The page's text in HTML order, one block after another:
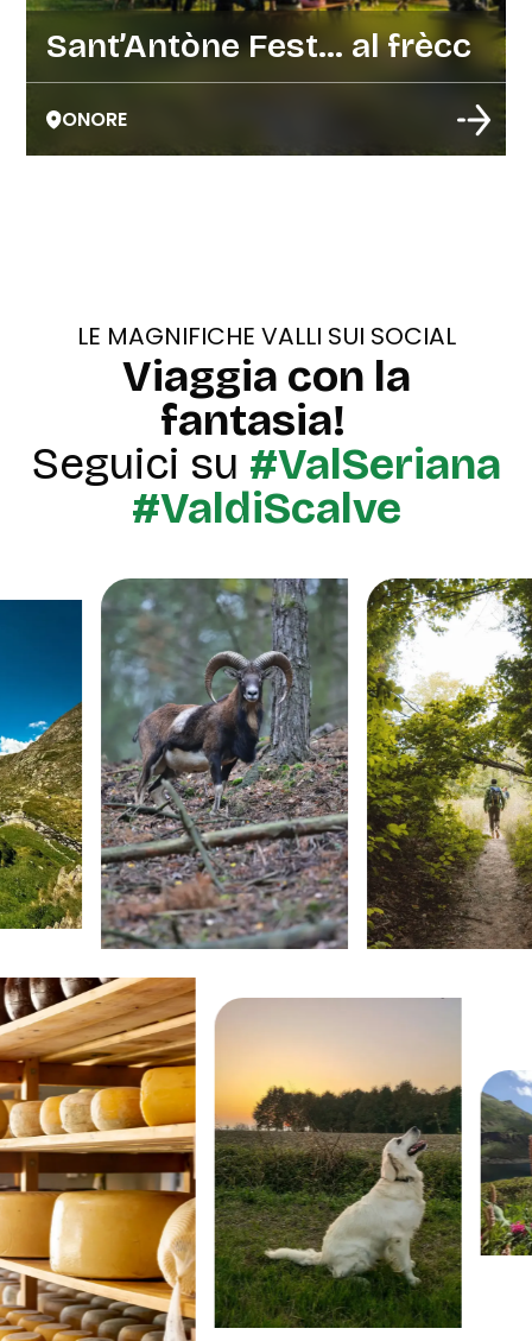
Sant’Antòne Fest… al frècc
ONORE
LE MAGNIFICHE VALLI SUI SOCIAL
Viaggia con la
fantasia!
Seguici su #ValSeriana
#ValdiScalve